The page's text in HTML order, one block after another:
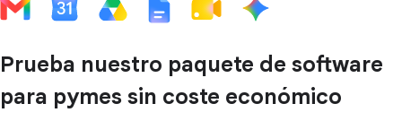
Prueba nuestro paquete de software
para pymes sin coste económico